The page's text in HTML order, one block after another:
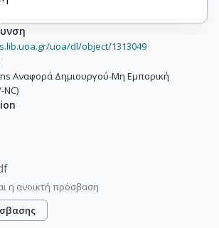
uoa/dl/object/1313049
Αναφορά Δημιουργού-Μη Εμπορική
NC)
η ανοικτή πρόσβαση